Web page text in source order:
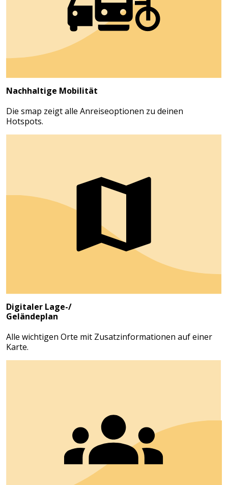
Nachhaltige Mobilität
Die smap zeigt alle Anreiseoptionen zu deinen
Hotspots.
Digitaler Lage-/
Geländeplan
Alle wichtigen Orte mit Zusatzinformationen auf einer
Karte.